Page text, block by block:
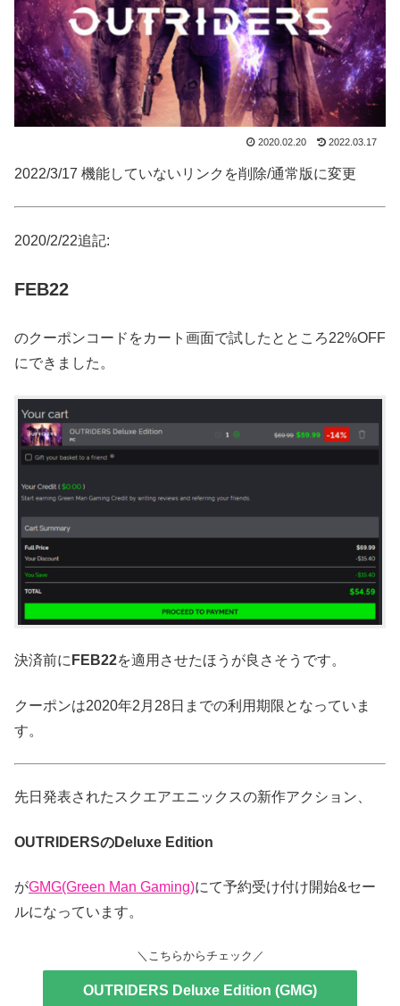
2020.02.20 2022.03.17
2022/3/17 機能していないリンクを削除/通常版に変更
2020/2/22追記:
FEB22
のクーポンコードをカート画面で試したとところ22%OFF
にできました。
決済前に FEB22を適用させたほうが良さそうです。
クーポンは2020年2月28日までの利用期限となっていま
す。
先日発表されたスクエアエニックスの新作アクション、
OUTRIDERSのDeluxe Edition
がGMG(Green Man Gaming)にて予約受け付け開始&セー
ルになっています。
＼こちらからチェック／
OUTRIDERS Deluxe Edition (GMG)